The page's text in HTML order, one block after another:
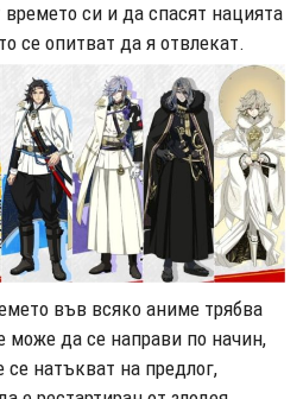
си и да спасят нацията
се опитват да я отвлекат.
във всяко аниме трябва
може да се направи по начин,
се натъкват на предлог,